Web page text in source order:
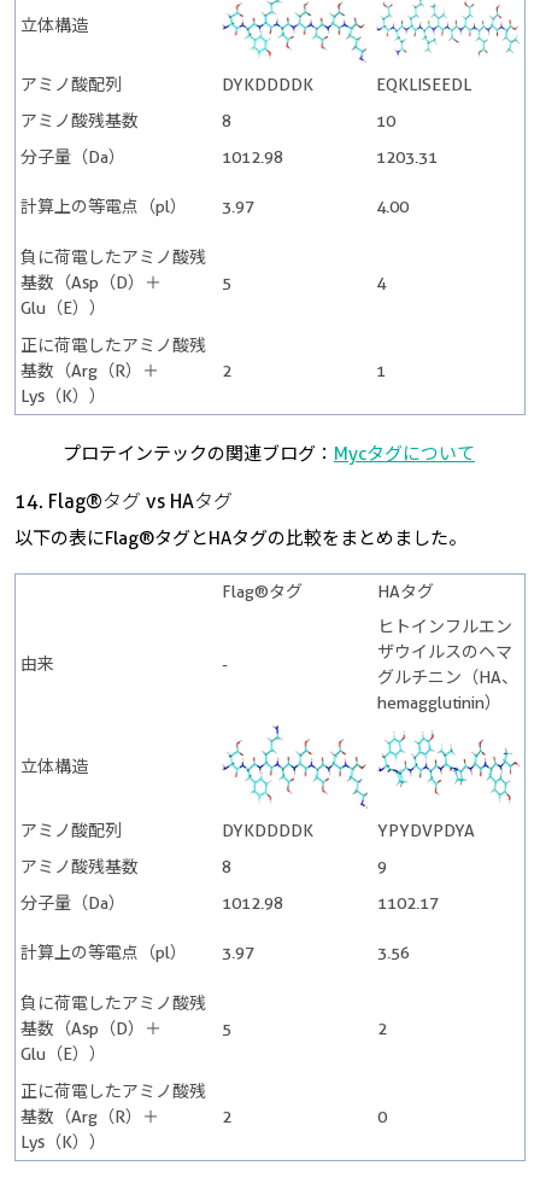
立体構造
アミノ酸配列 DYKDDDDK
EQKLISEEDL
アミノ酸残基数
8
10
分子量（Da）
1012.98 1203.31
計算上の等電点（pl） 3.97 4.00
負に荷電したアミノ酸残
基数（Asp（D）＋
Glu（E））
5 4
正に荷電したアミノ酸残
基数（Arg（R）＋
Lys（K））
2 1
プロテインテックの関連ブログ： Mycタグについて
14. Flag®タグ vs HAタグ
以下の表にFlag®タグとHAタグの比較をまとめました。
Flag®タグ HAタグ
由来 -
ヒトインフルエン
ザウイルスのヘマ
グルチニン（HA、
hemagglutinin）
立体構造
アミノ酸配列 DYKDDDDK
YPYDVPDYA
アミノ酸残基数
8
9
分子量（Da）
1012.98 1102.17
計算上の等電点（pl） 3.97 3.56
負に荷電したアミノ酸残
基数（Asp（D）＋
Glu（E））
5 2
正に荷電したアミノ酸残
基数（Arg（R）＋
Lys（K））
2 0